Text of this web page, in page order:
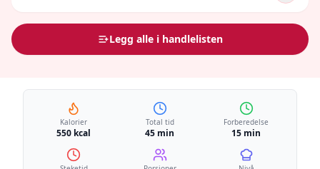
Legg alle i handlelisten
Kalorier
550 kcal
Total tid
45 min
Forberedelse
15 min